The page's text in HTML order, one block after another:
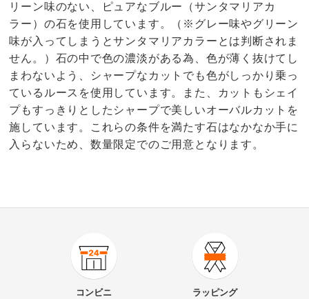
リーン味のない、ピュアなブルー（サンタマリアカ
ラー）の石を使用しています。（※グレー味やグリーン
味が入ってしまうとサンタマリアカラーとは判断されま
せん。）石の中で色の濃淡がある為、色が薄く抜けてし
まわないよう、シャープなカットでも色がしっかり乗っ
ているルースを使用しています。また、カットもシェイ
プもすっきりとしたシャープで美しいオーバルカットを
施しています。これらの条件を満たす石はなかなか手に
入らないため、数量限定でのご用意となります。
900-J126-10
ルミナラ Pt 0.3ct サンタマリアカラーアクアマリン リ
コンビニ
ラッピング